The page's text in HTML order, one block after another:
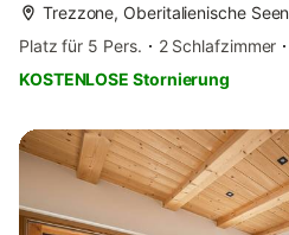
Trezzone, Oberitalienische Seen
Platz für 5 Pers.
2 Schlafzimmer
KOSTENLOSE Stornierung